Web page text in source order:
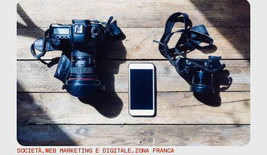
SOCIETÀ,WEB MARKETING E DIGITALE, ZONA FRANCA